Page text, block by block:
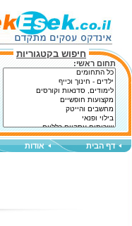
חיפוש בקטגוריות
תחום ראשי:
דף הבית אודות